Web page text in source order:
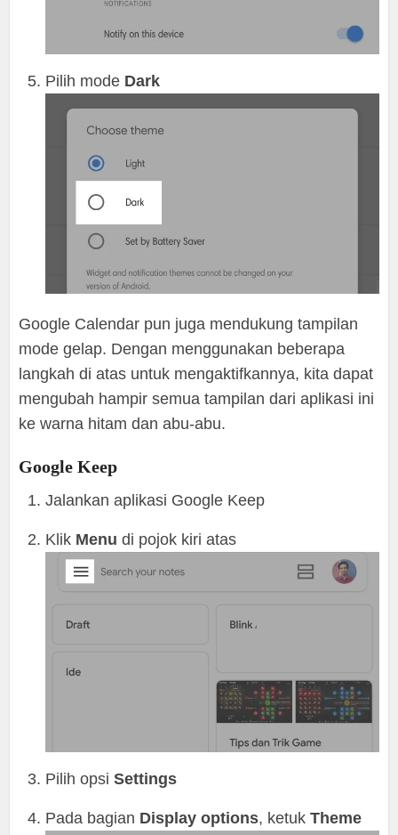
Pilih mode Dark
Google Calendar pun juga mendukung tampilan
mode gelap. Dengan menggunakan beberapa
langkah di atas untuk mengaktifkannya, kita dapat
mengubah hampir semua tampilan dari aplikasi ini
ke warna hitam dan abu-abu.
Google Keep
Jalankan aplikasi Google Keep
Klik Menu di pojok kiri atas
Pilih opsiSettings
Pada bagian Display options, ketukTheme